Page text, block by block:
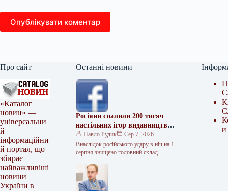
Опублікувати коментар
Про сайт
«Каталог
новин» —
універсальни
й
інформаційни
й портал, що
збирає
найважливіші
новини
України в
Останні новини
Росіяни спалили 200 тисяч
настільних ігор видавництва
Rozum
Павло Рудик
Сер 7, 2026
Внаслідок російського удару в ніч на 1
серпня знищено головний склад
зберігалися понад 200 тисяч…
и